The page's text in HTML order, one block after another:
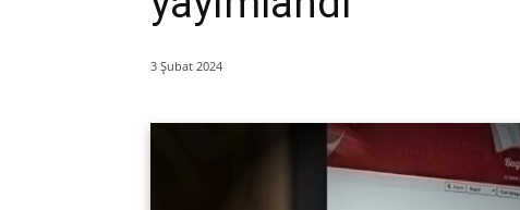
3 Şubat 2024